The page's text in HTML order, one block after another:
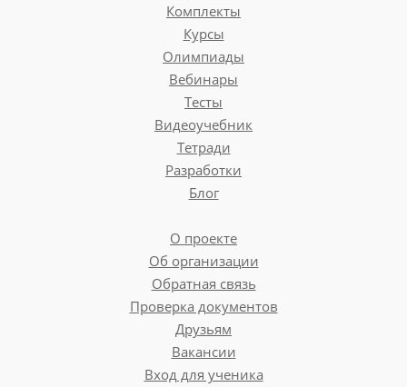
Комплекты
Курсы
Олимпиады
Вебинары
Тесты
Видеоучебник
Тетради
Разработки
Блог
О проекте
Об организации
Обратная связь
Проверка документов
Друзьям
Вакансии
Вход для ученика